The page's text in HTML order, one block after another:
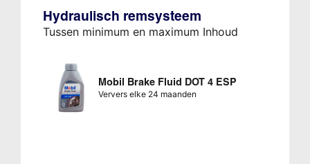
Hydraulisch remsysteem
Tussen minimum en maximum Inhoud
Mobil Brake Fluid DOT 4 ESP
Ververs elke 24 maanden